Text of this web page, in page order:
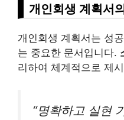
개인회생 계획서
개인회생 계획서는 성
는 중요한 문서입니다.
리하여 체계적으로 제
“명확하고 실현